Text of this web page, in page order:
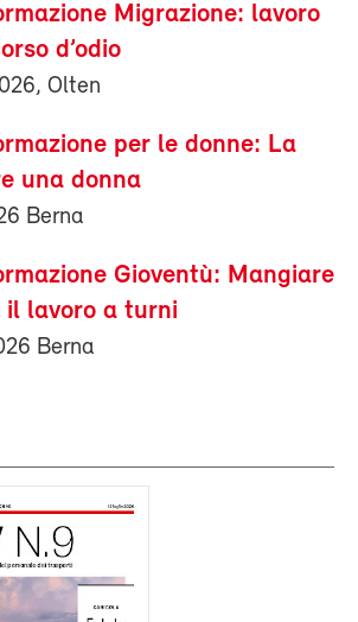
Migrazione: lavoro
d’odio
Olten
per le donne: La
una donna
Berna
Gioventù: Mangiare
il lavoro a turni
Berna